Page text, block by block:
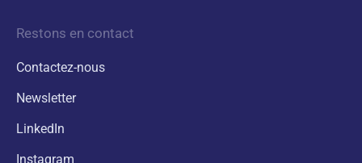
Restons en contact
Contactez-nous
Newsletter
LinkedIn
Instagram